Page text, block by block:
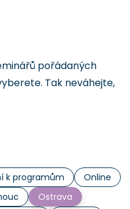
pořádaných
Tak neváhejte,
k programům
Online
Ostrava